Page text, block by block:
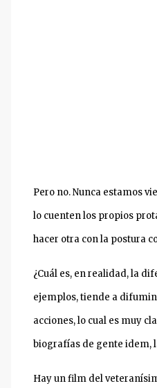
Pero no. Nunca estamos
lo cuenten los propios
hacer otra con la postura
¿Cuál es, en realidad, la
ejemplos, tiende a
acciones, lo cual es muy
biografías de gente idem,
Hay un film del